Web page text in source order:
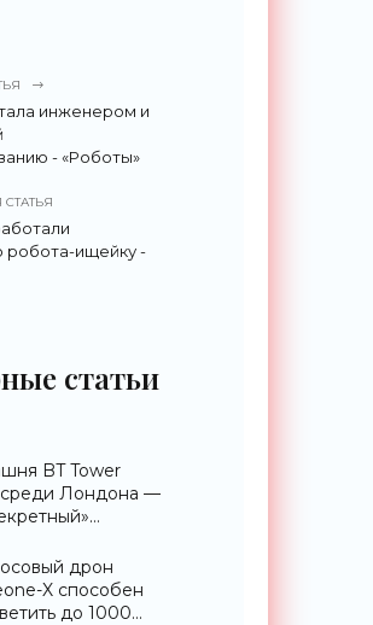
инженером и
- «Роботы»
робота-ищейку -
статьи
BT Tower
Лондона —
не
-
дрон
X способен
до 1000